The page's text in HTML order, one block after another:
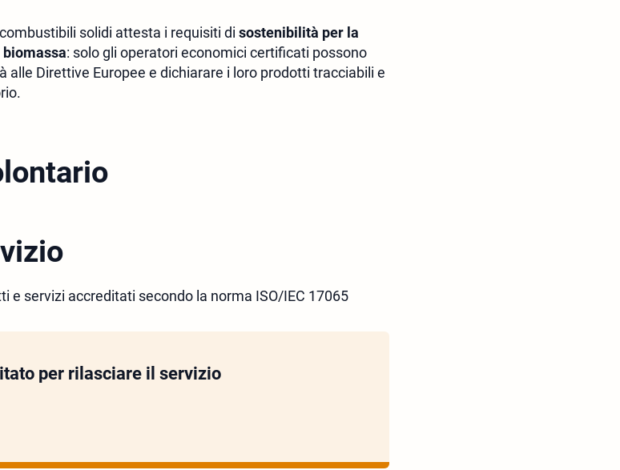
solidi attesta i requisiti di sostenibilità per la
biomassa: solo gli operatori economici certificati possono
alle Direttive Europee e dichiarare i loro prodotti tracciabili e
e servizi accreditati secondo la norma ISO/IEC 17065
per rilasciare il servizio